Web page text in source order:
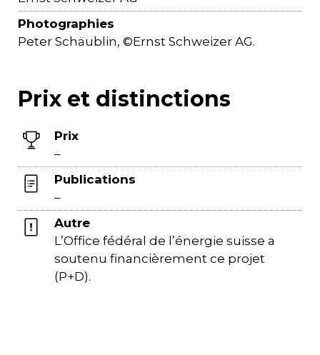
Photographies
Peter Schäublin, ©Ernst Schweizer AG.
Prix et distinctions
Prix
–
Publications
–
Autre
L’Office fédéral de l’énergie suisse a
soutenu financièrement ce projet
(P+D).